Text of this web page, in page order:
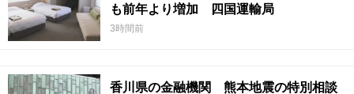
も前年より増加 四国運輸局
3時間前
香川県の金融機関 熊本地震の特別相談